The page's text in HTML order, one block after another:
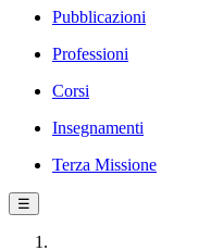
Pubblicazioni
Professioni
Corsi
Insegnamenti
Terza Missione
☰